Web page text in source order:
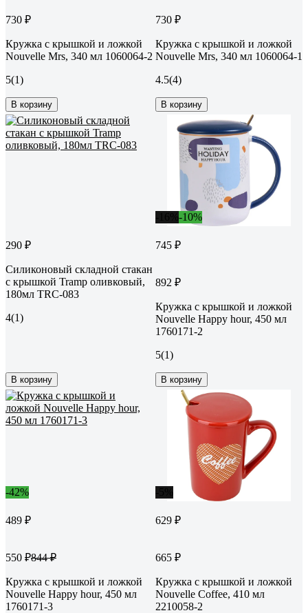
730 ₽
Кружка с крышкой и ложкой
Nouvelle Mrs, 340 мл 1060064-2
5(1)
В корзину
730 ₽
Кружка с крышкой и ложкой
Nouvelle Mrs, 340 мл 1060064-1
4.5(4)
В корзину
290 ₽
Силиконовый складной стакан
с крышкой Tramp оливковый,
180мл TRC-083
4(1)
В корзину
-10%
745 ₽
892 ₽
Кружка с крышкой и ложкой
Nouvelle Happy hour, 450 мл
1760171-2
5(1)
В корзину
-42%
489 ₽
550 ₽844 ₽
Кружка с крышкой и ложкой
Nouvelle Happy hour, 450 мл
1760171-3
629 ₽
665 ₽
Кружка с крышкой и ложкой
Nouvelle Coffee, 410 мл
2210058-2